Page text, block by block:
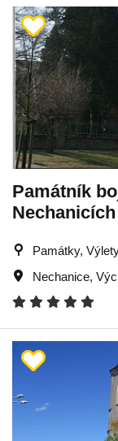
Památník
Nechanicích
Památky,
Nechanice,